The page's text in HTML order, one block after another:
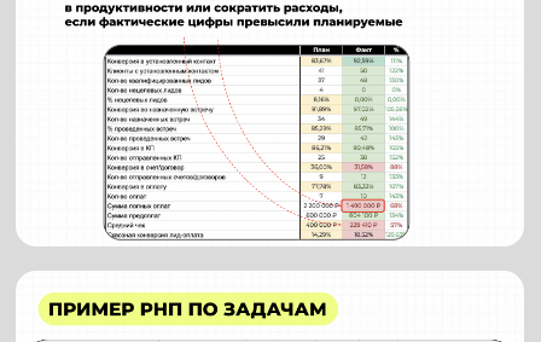
СТОИМОСТЬ ВНЕДРЕНИЯ
ДЛЯ ТЕХ, КОМУ НУЖЕН
БЫСТРЫЙ БУСТ